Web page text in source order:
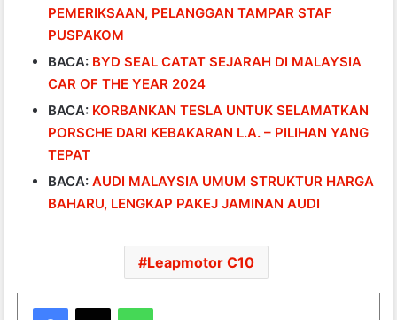
PEMERIKSAAN, PELANGGAN TAMPAR STAF
PUSPAKOM
BACA: BYD SEAL CATAT SEJARAH DI MALAYSIA
CAR OF THE YEAR 2024
BACA: KORBANKAN TESLA UNTUK SELAMATKAN
PORSCHE DARI KEBAKARAN L.A. – PILIHAN YANG
TEPAT
BACA:AUDI MALAYSIA UMUM STRUKTUR HARGA
BAHARU, LENGKAP PAKEJ JAMINAN AUDI
Leapmotor C10
WhatsApp